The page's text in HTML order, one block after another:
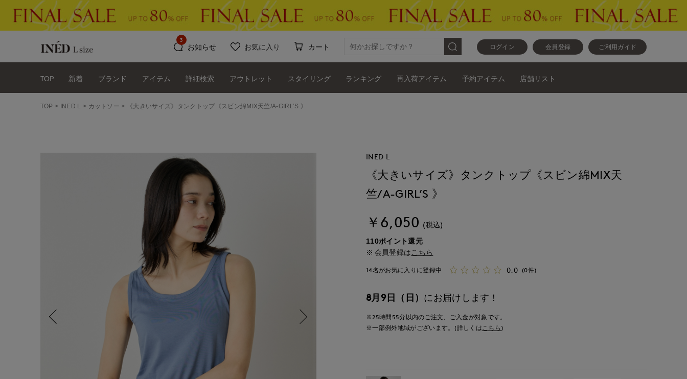
ログイン 会員登録 ご利用ガイド
お知らせ
3
お気に入り カート
TOP 新着 ブランド アイテム 詳細検索 アウトレット スタイリング ランキング 再入荷アイテム 予約アイテム 店舗リスト
TOP INED L カットソー 《大きいサイズ》タンクトップ《スビン綿MIX天竺/A-GIRL’S 》
INED L
《大きいサイズ》タンクトップ《スビン綿MIX天
竺/A-GIRL’S 》
￥6,050 (税込)
110ポイント還元
会員登録は こちら
14名がお気に入りに登録中 0.0 (0件)
8月9日（日） にお届けします！
※25時間 55分以内のご注文、ご入金が対象です。
※一部例外地域がございます。(詳しくはこちら )